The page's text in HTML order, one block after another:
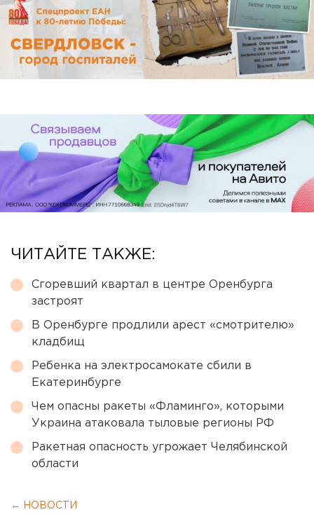
ЧИТАЙТЕ ТАКЖЕ:
Сгоревший квартал в центре Оренбурга
застроят
В Оренбурге продлили арест «смотрителю»
кладбищ
Ребенка на электросамокате сбили в
Екатеринбурге
Чем опасны ракеты «Фламинго», которыми
Украина атаковала тыловые регионы РФ
Ракетная опасность угрожает Челябинской
области
← НОВОСТИ